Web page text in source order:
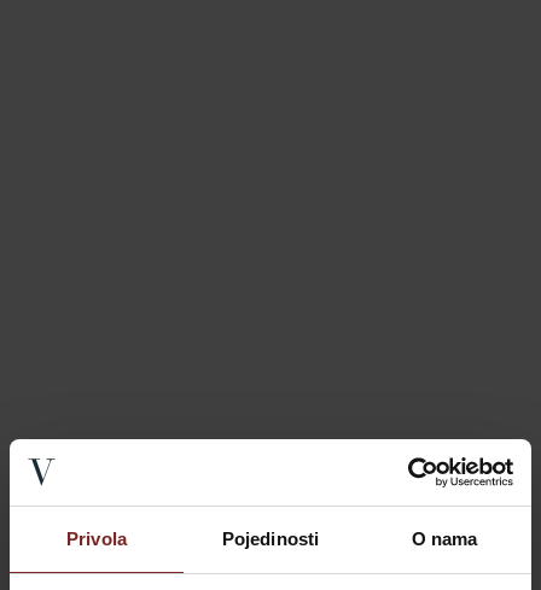
Privola Pojedinosti O nama